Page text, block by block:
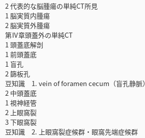
2 代表的な脳腫瘍の単純CT所見
1 脳実質内腫瘍
2 脳実質外腫瘍
第Ⅳ章頭蓋外の単純CT
1 頭蓋底解剖
1 前頭蓋底
1 盲孔
2 篩板孔
豆知識 1. vein of foramen cecum（盲孔静脈）
2 中頭蓋底
1 視神経管
2 上眼窩裂
3 下眼窩裂
豆知識 2. 上眼窩裂症候群・眼窩先端症候群